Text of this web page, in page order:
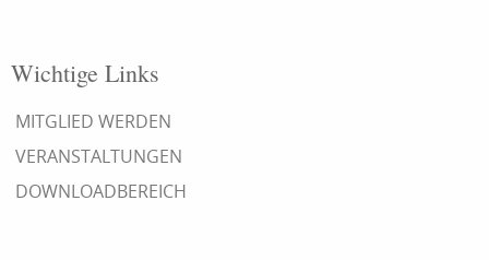
Wichtige Links
MITGLIED WERDEN
VERANSTALTUNGEN
DOWNLOADBEREICH